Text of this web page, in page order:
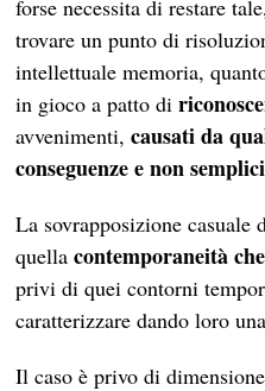
forse necessita di restare
trovare un punto di
intellettuale memoria,
in gioco a patto di
avvenimenti,causati da
conseguenze e non
La sovrapposizione casuale
quellacontemporaneità
privi di quei contorni
caratterizzare dando loro
Il caso è privo di